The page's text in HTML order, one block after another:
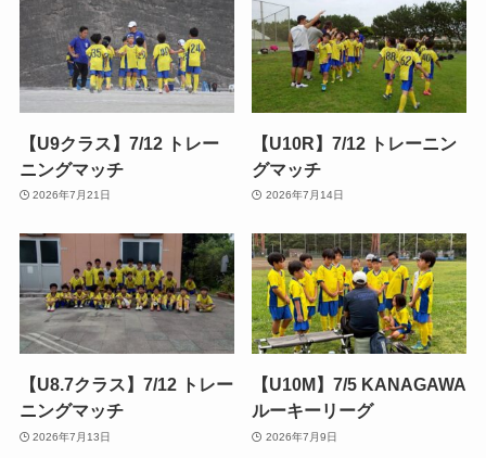
【U9クラス】7/12 トレー
ニングマッチ
2026年7月21日
【U10R】7/12 トレーニン
グマッチ
2026年7月14日
【U8.7クラス】7/12 トレー
ニングマッチ
2026年7月13日
【U10M】7/5 KANAGAWA
ルーキーリーグ
2026年7月9日